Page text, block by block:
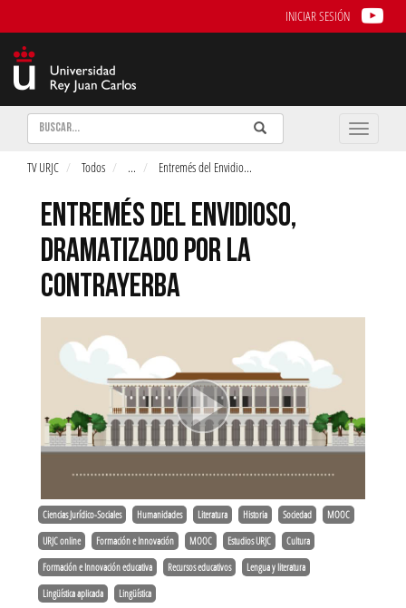
INICIAR SESIÓN
Buscar Enviar
Buscar
Toggle
TV URJC Todos ... Entremés del Envidio...
ENTREMÉS DEL ENVIDIOSO,
DRAMATIZADO POR LA
CONTRAYERBA
Ciencias Jurídico-Sociales Humanidades Literatura Historia Sociedad MOOC
URJC online Formación e Innovación MOOC Estudios URJC Cultura
Formación e Innovación educativa Recursos educativos Lengua y literatura
Lingüística aplicada Lingüística